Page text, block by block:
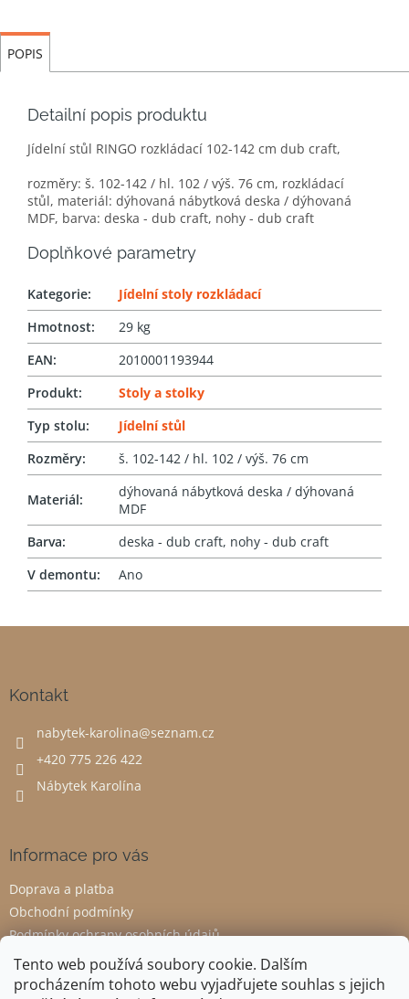
Tento web používá soubory cookie. Dalším
procházením tohoto webu vyjadřujete souhlas s jejich
POPIS
Detailní popis produktu
Jídelní stůl RINGO rozkládací 102-142 cm dub craft,
rozměry: š. 102-142 / hl. 102 / výš. 76 cm, rozkládací
stůl, materiál: dýhovaná nábytková deska / dýhovaná
MDF, barva: deska - dub craft, nohy - dub craft
Doplňkové parametry
Kategorie:
Jídelní stoly rozkládací
Hmotnost:
29 kg
EAN:
2010001193944
Produkt:
Stoly a stolky
Typ stolu:
Jídelní stůl
Rozměry: š. 102-142 / hl. 102 / výš. 76 cm
Materiál:
dýhovaná nábytková deska / dýhovaná
MDF
Barva:
deska - dub craft, nohy - dub craft
V demontu: Ano
Kontakt
nabytek-karolina@seznam.cz
+420 775 226 422
Nábytek Karolína
Informace pro vás
Doprava a platba
Obchodní podmínky
Podmínky ochrany osobních údajů
Odstoupení od smlouvy